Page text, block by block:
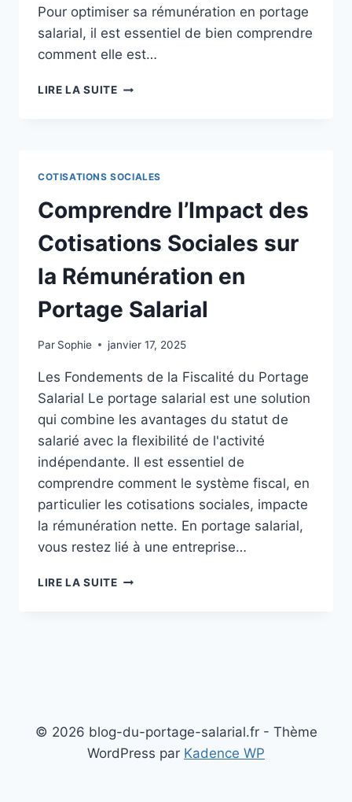
Pour optimiser sa rémunération en portage
salarial, il est essentiel de bien comprendre
comment elle est…
LIRE LA SUITEOPTIMISER
COMPRENDRE
LES
COTISATIONS
SOCIALES
COTISATIONS SOCIALES
Comprendre l’Impact des
Cotisations Sociales sur
la Rémunération en
Portage Salarial
Par Sophie janvier 17, 2025
Les Fondements de la Fiscalité du Portage
Salarial Le portage salarial est une solution
qui combine les avantages du statut de
salarié avec la flexibilité de l'activité
indépendante. Il est essentiel de
comprendre comment le système fiscal, en
particulier les cotisations sociales, impacte
la rémunération nette. En portage salarial,
vous restez lié à une entreprise…
LIRE LA SUITECOMPRENDRE
PORTAGE
SALARIAL
© 2026 blog-du-portage-salarial.fr - Thème
WordPress par Kadence WP